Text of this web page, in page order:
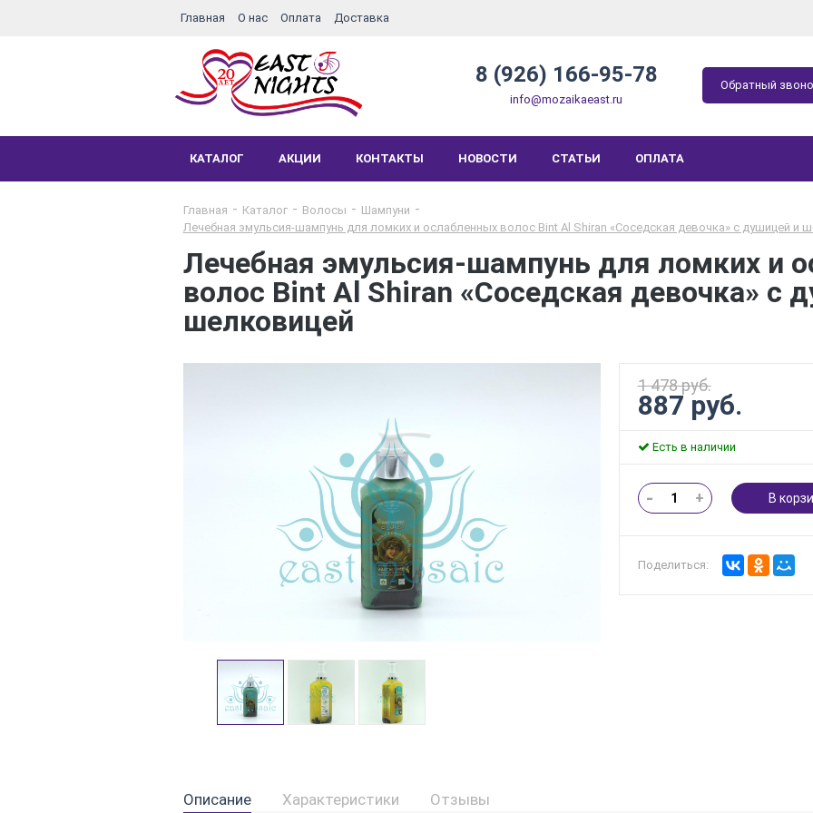
Главная О нас Оплата Доставка
8 (926) 166-95-78
info@mozaikaeast.ru
Обратный
КАТАЛОГ АКЦИИ КОНТАКТЫ НОВОСТИ СТАТЬИ ОПЛАТА
Главная Каталог Волосы
Шампуни
Лечебная эмульсия-шампунь для ломких и ослабленных волос Bint Al Shiran «Соседская девочка» с душицей и
Лечебная эмульсия-шампунь для ломких и
волос Bint Al Shiran «Соседская девочка» с
шелковицей
887 руб.
1 478 руб.
Есть в наличии
- + В
Поделиться:
Описание Характеристики Отзывы